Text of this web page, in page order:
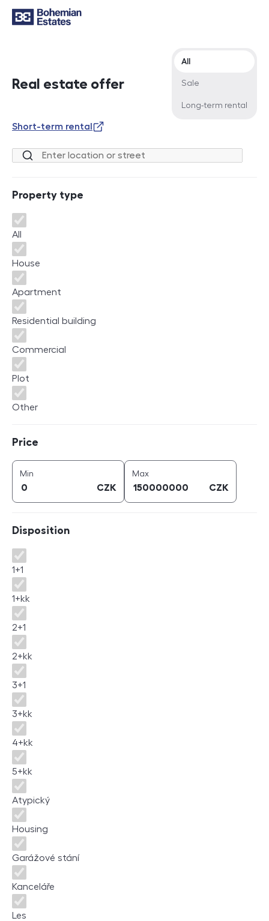
Real estate offer
Offer type
All
Sale
Long-term rental
Short-term rental
Location or street
Property type
Property type
All
House
Apartment
Residential building
Commercial
Plot
Other
Price
Min
CZK
Maxprice (
CZK
Disposition
Disposition
1+1
1+kk
2+1
2+kk
3+1
3+kk
4+kk
5+kk
Atypický
Housing
Garážové stání
Kanceláře
Les